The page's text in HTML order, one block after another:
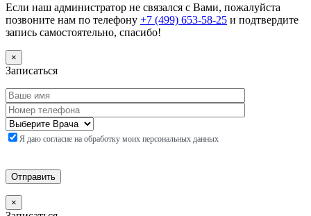
Если наш администратор не связался с Вами, пожалуйста
позвоните нам по телефону +7 (499) 653-58-25 и подтвердите
запись самостоятельно, спасибо!
×
Записаться
Я даю согласие на обработку моих персональных данных
×